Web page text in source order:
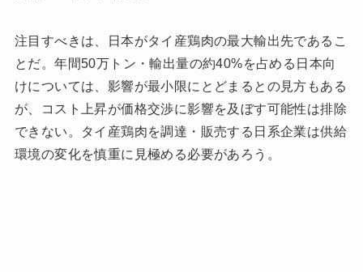
注目すべきは、日本がタイ産鶏肉の最大輸出先であるこ
とだ。年間50万トン・輸出量の約40%を占める日本向
けについては、影響が最小限にとどまるとの見方もある
が、コスト上昇が価格交渉に影響を及ぼす可能性は排除
できない。タイ産鶏肉を調達・販売する日系企業は供給
環境の変化を慎重に見極める必要があろう。